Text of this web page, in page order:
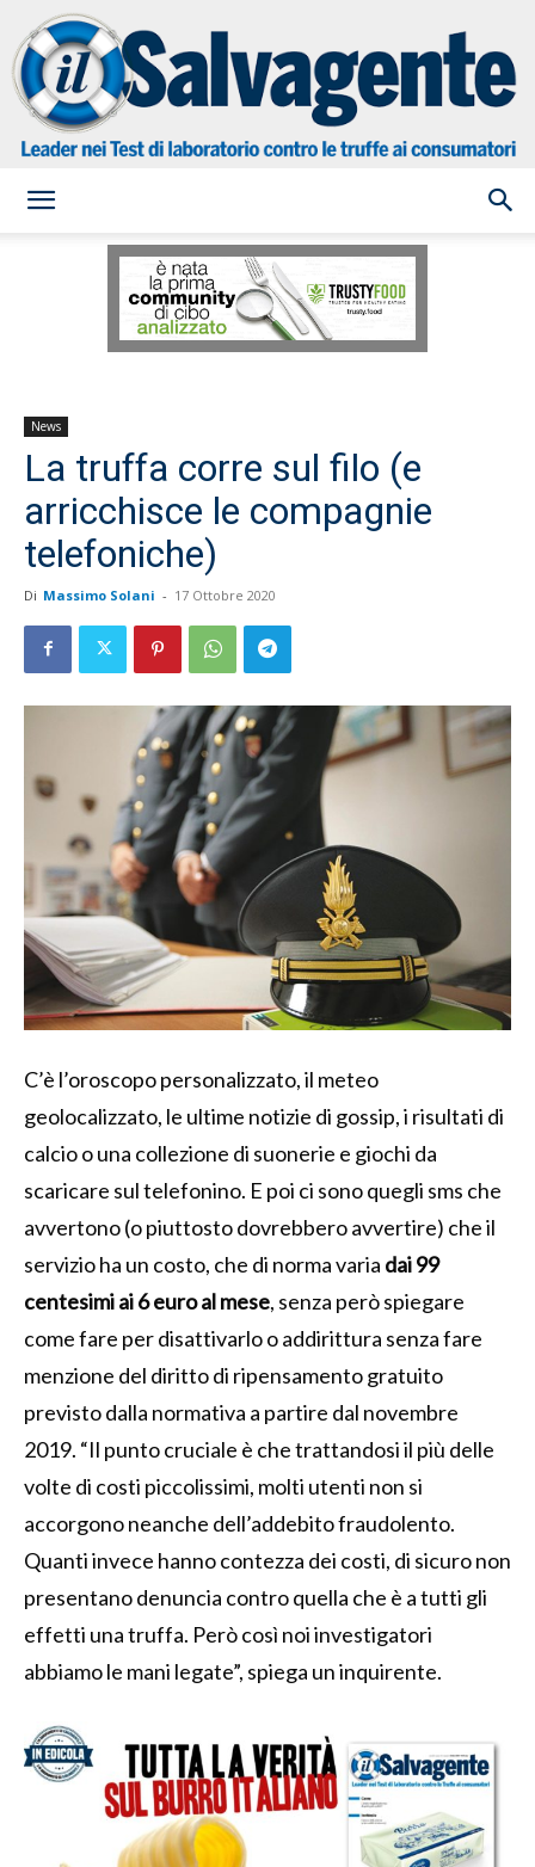
Salvagente
News
La truffa corre sul filo (e
arricchisce le compagnie
telefoniche)
Di Massimo Solani - 17 Ottobre 2020
C’è l’oroscopo personalizzato, il meteo
geolocalizzato, le ultime notizie di gossip, i risultati di
calcio o una collezione di suonerie e giochi da
scaricare sul telefonino. E poi ci sono quegli sms che
avvertono (o piuttosto dovrebbero avvertire) che il
servizio ha un costo, che di norma varia dai 99
centesimi ai 6 euro al mese, senza però spiegare
come fare per disattivarlo o addirittura senza fare
menzione del diritto di ripensamento gratuito
previsto dalla normativa a partire dal novembre
2019. “Il punto cruciale è che trattandosi il più delle
volte di costi piccolissimi, molti utenti non si
accorgono neanche dell’addebito fraudolento.
Quanti invece hanno contezza dei costi, di sicuro non
presentano denuncia contro quella che è a tutti gli
effetti una truffa. Però così noi investigatori
abbiamo le mani legate”, spiega un inquirente.